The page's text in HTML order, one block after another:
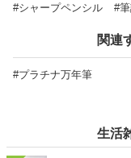
#シャープペンシル #
関連
#プラチナ万年筆
生活